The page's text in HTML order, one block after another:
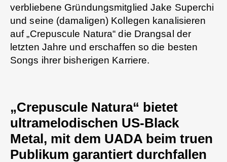
verbliebene Gründungsmitglied Jake Superchi
und seine (damaligen) Kollegen kanalisieren
auf „Crepuscule Natura“ die Drangsal der
letzten Jahre und erschaffen so die besten
Songs ihrer bisherigen Karriere.
„Crepuscule Natura“ bietet
ultramelodischen US-Black
Metal, mit dem UADA beim truen
Publikum garantiert durchfallen